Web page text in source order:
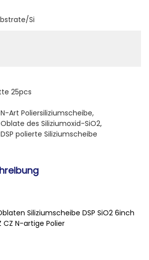
si
25pcs
N-Art Poliersiliziumscheibe,
Oblate des Siliziumoxid-SiO2,
DSP polierte Siliziumscheibe
Siliziumscheibe DSP SiO2 6inch
CZ N-artige Polier